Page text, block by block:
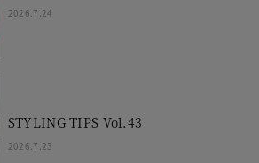
2026.7.24
STYLING TIPS Vol.43
2026.7.23